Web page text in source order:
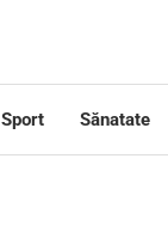
Sport Sănatate